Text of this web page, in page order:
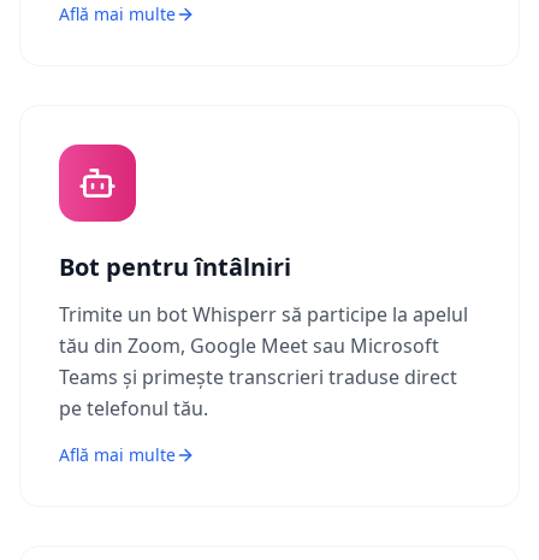
Află mai multe
Bot pentru întâlniri
Trimite un bot Whisperr să participe la apelul
tău din Zoom, Google Meet sau Microsoft
Teams și primește transcrieri traduse direct
pe telefonul tău.
Află mai multe